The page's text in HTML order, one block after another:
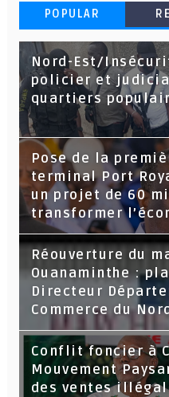
POPULAR
Nord-Est/
policier et
quartiers
Pose de la
terminal Port
un projet de 60
transformer
Réouverture du
Ouanaminthe :
Directeur
Commerce du
Conflit foncier à
Mouvement
des ventes